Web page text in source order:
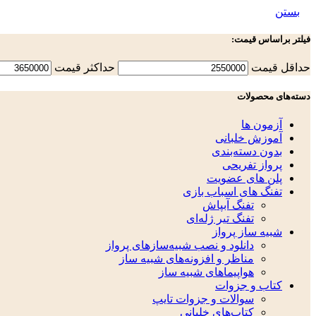
بستن
فیلتر براساس قیمت:
حداقل قیمت حداكثر قيمت
دسته‌های محصولات
آزمون ها
آموزش خلبانی
بدون دسته‌بندی
پرواز تفریحی
پلن های عضویت
تفنگ های اسباب بازی
تفنگ آبپاش
تفنگ تیر ژله‌ای
شبیه ساز پرواز
دانلود و نصب شبیه‌سازهای پرواز
مناظر و افزونه‌های شبیه ساز
هواپیماهای شبیه ساز
کتاب و جزوات
سوالات و جزوات تایپ
کتاب‌های خلبانی